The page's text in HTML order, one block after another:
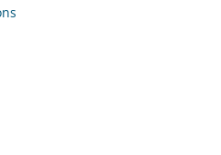
Ce